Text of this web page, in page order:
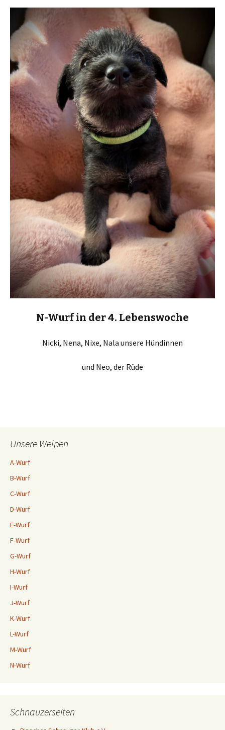
N-Wurf in der 4. Lebenswoche
Nicki, Nena, Nixe, Nala unsere Hündinnen
und Neo, der Rüde
Unsere Welpen
A-Wurf
B-Wurf
C-Wurf
D-Wurf
E-Wurf
F-Wurf
G-Wurf
H-Wurf
I-Wurf
J-Wurf
K-Wurf
L-Wurf
M-Wurf
N-Wurf
Schnauzerseiten